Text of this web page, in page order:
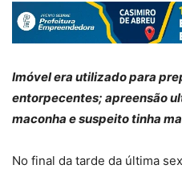
Imóvel era utilizado para
entorpecentes; apreensão
maconha e suspeito tinha
No final da tarde da última